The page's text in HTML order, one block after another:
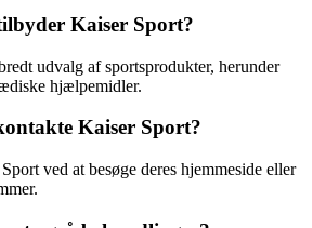
Kaiser Sport?
udvalg af sportsprodukter, herunder
hjælpemidler.
Kaiser Sport?
ved at besøge deres hjemmeside eller